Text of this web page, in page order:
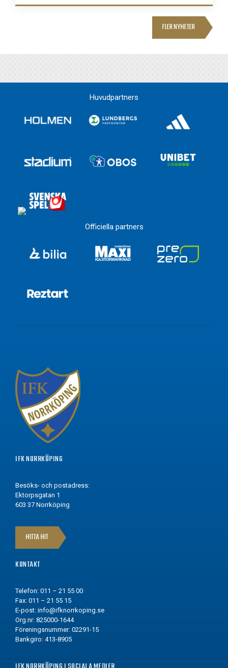
FLER NYHETER
Huvudpartners
Officiella partners
IFK NORRKÖPING
Besöks- och postadress:
Ektorpsgatan 1
603 37 Norrköping
HITTA HIT
KONTAKT
Telefon: 011 – 21 55 00
Fax: 011 – 21 55 15
E-post: info@ifknorrkoping.se
Org.nr: 825000-1644
Föreningsnummer: 02291-15
Bankgiro: 413-8905